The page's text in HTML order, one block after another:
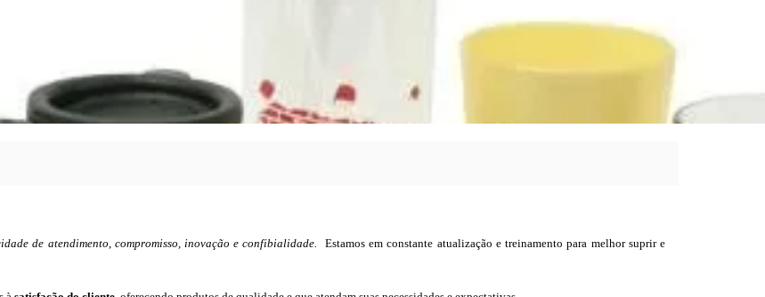
de atendimento, compromisso, inovação e confibialidade.
Estamos em constante atualização e treinamento para melhor suprir e